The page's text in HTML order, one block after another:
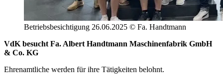
Betriebsbesichtigung 26.06.2025 © Fa. Handtmann
VdK besucht Fa. Albert Handtmann Maschinenfabrik GmbH
& Co. KG
Ehrenamtliche werden für ihre Tätigkeiten belohnt.